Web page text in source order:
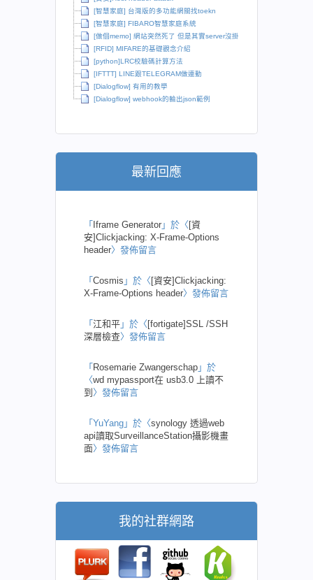
[智慧家庭] 台灣版的多功能網關找toekn
[智慧家庭] FIBARO智慧家庭系統
[做個memo] 網站突然死了 但是其實server沒掛
[RFID] MIFARE的基礎觀念介紹
[python]LRC校驗碼計算方法
[IFTTT] LINE跟TELEGRAM做連動
[Dialogflow] 有用的教學
[Dialogflow] webhook的輸出json範例
最新回應
「 Iframe Generator 」於〈 [資
安]Clickjacking: X-Frame-Options
header〉發佈留言
「 Cosmis 」於〈 [資安]Clickjacking:
X-Frame-Options header〉發佈留言
「 江和平 」於〈 [fortigate]SSL /SSH
深層檢查〉發佈留言
「 Rosemarie Zwangerschap 」於
〈wd mypassport在 usb3.0 上讀不
到 〉發佈留言
「 YuYang 」於〈synology 透過web
api讀取SurveillanceStation攝影機畫
面〉發佈留言
我的社群網路